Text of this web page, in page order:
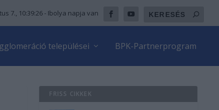
7., 10:39:27 - Ibolya napja van
települései BPK-Partnerprogram
FRISS CIKKEK